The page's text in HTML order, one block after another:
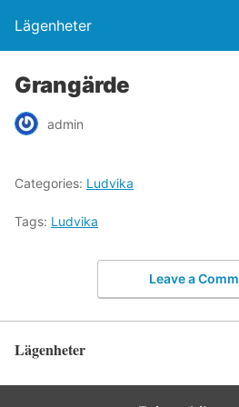
Lägenheter
Grangärde
admin
Categories: Ludvika
Tags: Ludvika
Leave a
Lägenheter